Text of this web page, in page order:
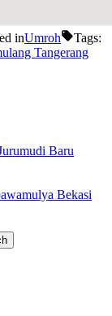
inUmroh
Tags:
Tangerang
Baru
Bekasi